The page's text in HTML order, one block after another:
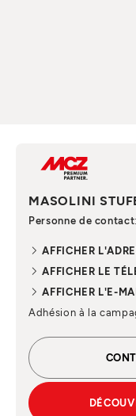
MASOLINI
Personne de contact
AFFICHER
AFFICHER LE
AFFICHER L'E-
Adhésion à la